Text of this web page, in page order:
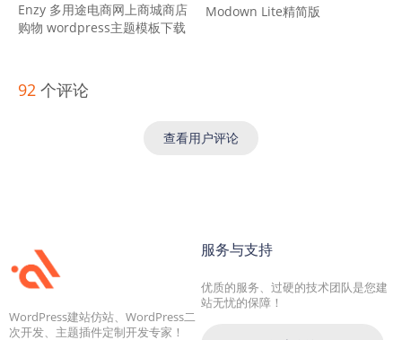
Enzy 多用途电商网上商城商店
购物 wordpress主题模板下载
Modown Lite精简版
92 个评论
查看用户评论
WordPress建站仿站、WordPress二
次开发、主题插件定制开发专家！
服务与支持
优质的服务、过硬的技术团队是您建
站无忧的保障！